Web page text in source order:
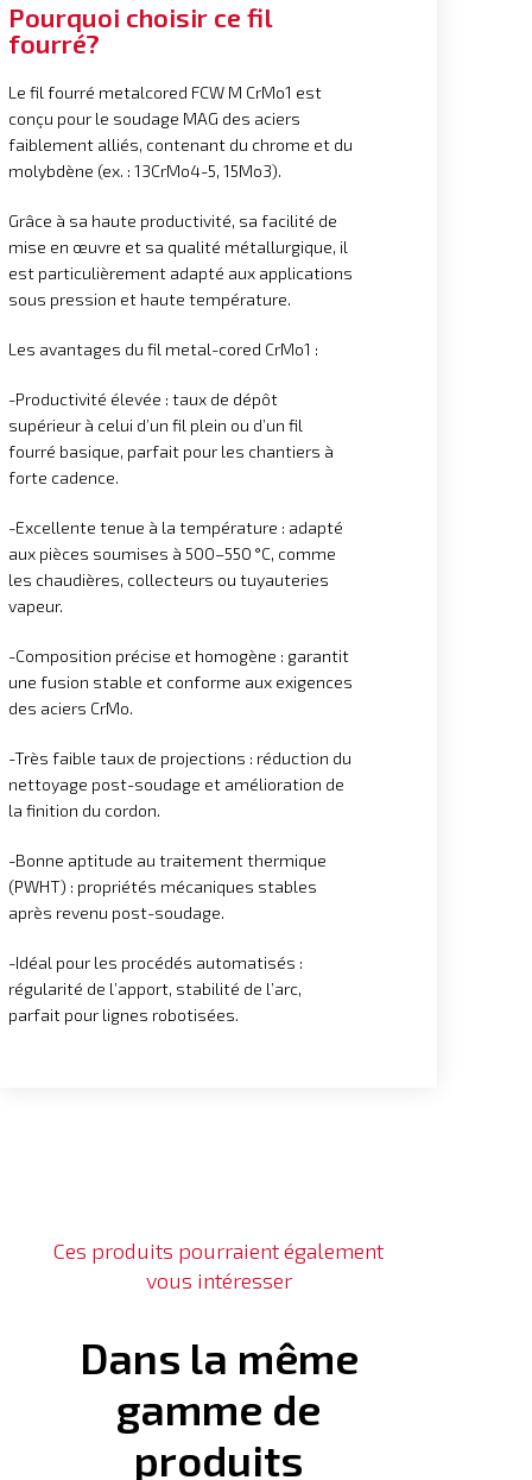
Pourquoi choisir ce fil
fourré?
Le fil fourré metalcored FCW M CrMo1 est
conçu pour le soudage MAG des aciers
faiblement alliés, contenant du chrome et du
molybdène (ex. : 13CrMo4-5, 15Mo3).
Grâce à sa haute productivité, sa facilité de
mise en œuvre et sa qualité métallurgique, il
est particulièrement adapté aux applications
sous pression et haute température.
Les avantages du fil metal-cored CrMo1 :
-Productivité élevée : taux de dépôt
supérieur à celui d’un fil plein ou d’un fil
fourré basique, parfait pour les chantiers à
forte cadence.
-Excellente tenue à la température : adapté
aux pièces soumises à 500–550 °C, comme
les chaudières, collecteurs ou tuyauteries
vapeur.
-Composition précise et homogène : garantit
une fusion stable et conforme aux exigences
des aciers CrMo.
-Très faible taux de projections : réduction du
nettoyage post-soudage et amélioration de
la finition du cordon.
-Bonne aptitude au traitement thermique
(PWHT) : propriétés mécaniques stables
après revenu post-soudage.
-Idéal pour les procédés automatisés :
régularité de l’apport, stabilité de l’arc,
parfait pour lignes robotisées.
Ces produits pourraient également
vous intéresser
Dans la même
gamme de
produits